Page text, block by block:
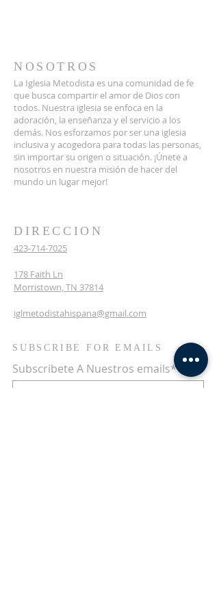
NOSOTROS
La Iglesia Metodista es una comunidad de fe
que busca compartir el amor de Dios con
todos. Nuestra iglesia se enfoca en la
adoración, la enseñanza y el servicio a los
demás. Nos esforzamos por ser una iglesia
inclusiva y acogedora para todas las personas,
sin importar su origen o situación. ¡Únete a
nosotros en nuestra misión de hacer del
mundo un lugar mejor!
DIRECCION
423-714-7025
178 Faith Ln
Morristown, TN 37814
iglmetodistahispana@gmail.com
SUBSCRIBE FOR EMAILS
Subscribete A Nuestros emails*